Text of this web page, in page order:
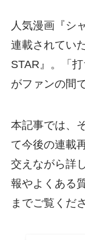
人気漫画『シ
連載されてい
STAR』。「
がファンの間
本記事では、
て今後の連載
交えながら詳
報やよくある
までご覧くだ